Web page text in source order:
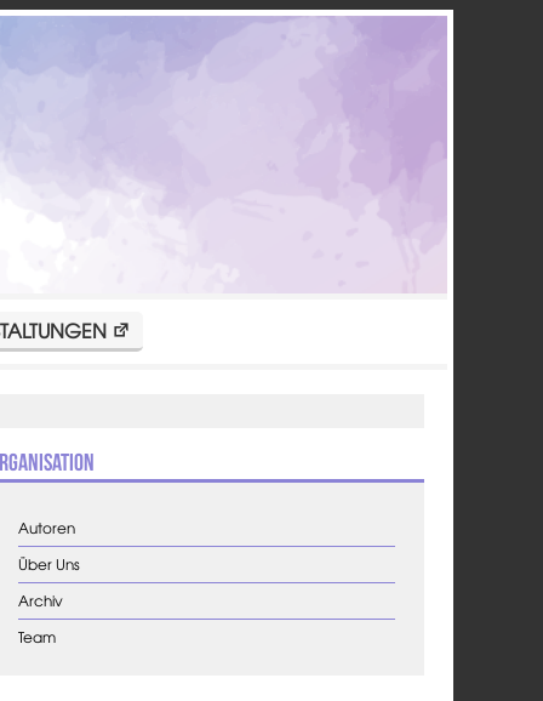
Autoren
Über Uns
Archiv
Team